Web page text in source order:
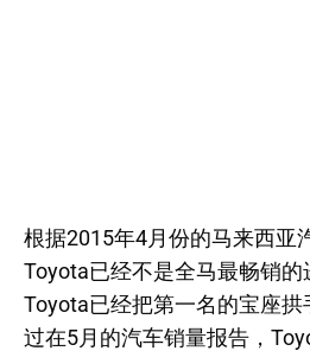
根据2015年4月份的马来西亚
Toyota已经不是全马最畅销的
Toyota已经把第一名的宝座
过在5月的汽车销量报告，